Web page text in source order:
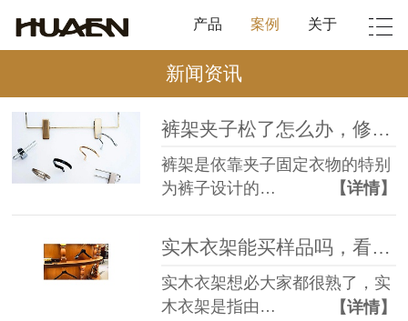
产品 案例 关于
新闻资讯
裤架夹子松了怎么办，修理方式看这里【华恩衣架】
裤架是依靠夹子固定衣物的特别
为裤子设计的…
【详情】
实木衣架能买样品吗，看自己的选择【华恩衣架】
实木衣架想必大家都很熟了，实
木衣架是指由…
【详情】